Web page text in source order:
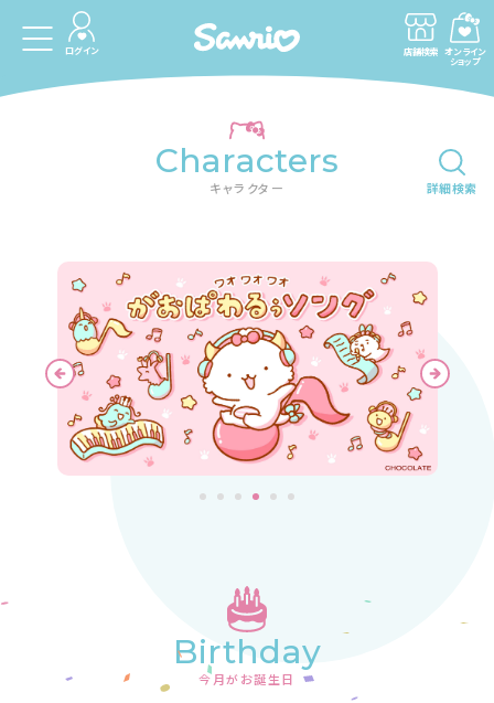
ログイン 店舗検索 オンライン
ショップ
Characters
キャラクター 詳細検索
Birthday
今月がお誕生日